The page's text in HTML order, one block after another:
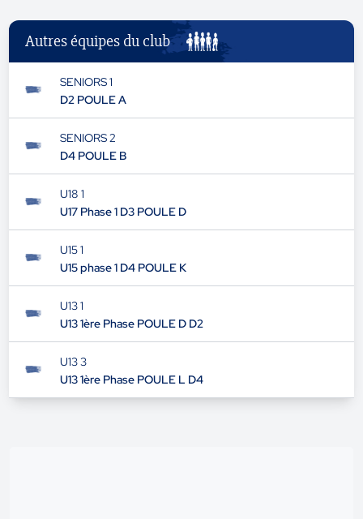
Autres équipes du club
SENIORS 1
D2 POULE A
SENIORS 2
D4 POULE B
U18 1
U17 Phase 1 D3 POULE D
U15 1
U15 phase 1 D4 POULE K
U13 1
U13 1ère Phase POULE D D2
U13 3
U13 1ère Phase POULE L D4